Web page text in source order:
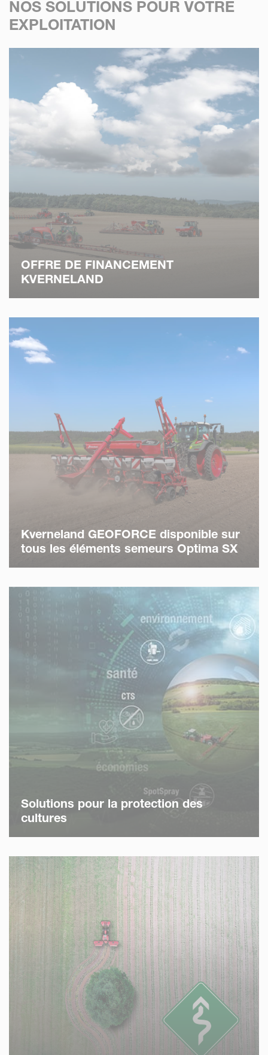
NOS SOLUTIONS POUR VOTRE
EXPLOITATION
OFFRE DE FINANCEMENT
KVERNELAND
Kverneland GEOFORCE disponible sur
tous les éléments semeurs Optima SX
Solutions pour la protection des
cultures